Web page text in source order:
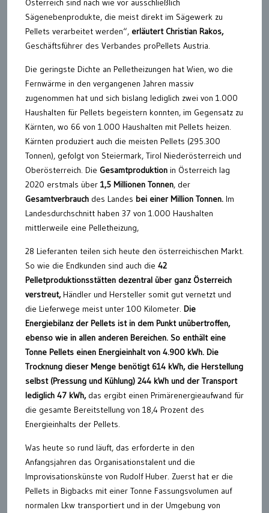
Österreich sind nach wie vor ausschließlich
Sägenebenprodukte, die meist direkt im Sägewerk zu
Pellets verarbeitet werden“, erläutert Christian Rakos,
Geschäftsführer des Verbandes proPellets Austria.
Die geringste Dichte an Pelletheizungen hat Wien, wo die
Fernwärme in den vergangenen Jahren massiv
zugenommen hat und sich bislang lediglich zwei von 1.000
Haushalten für Pellets begeistern konnten, im Gegensatz zu
Kärnten, wo 66 von 1.000 Haushalten mit Pellets heizen.
Kärnten produziert auch die meisten Pellets (295.300
Tonnen), gefolgt von Steiermark, Tirol Niederösterreich und
Oberösterreich. Die Gesamtproduktion in Österreich lag
2020 erstmals über 1,5 Millionen Tonnen, der
Gesamtverbrauch des Landes bei einer Million Tonnen. Im
Landesdurchschnitt haben 37 von 1.000 Haushalten
mittlerweile eine Pelletheizung,
28 Lieferanten teilen sich heute den österreichischen Markt.
So wie die Endkunden sind auch die 42
Pelletproduktionsstätten dezentral über ganz Österreich
verstreut,Händler und Hersteller somit gut vernetzt und
die Lieferwege meist unter 100 Kilometer. Die
Energiebilanz der Pellets ist in dem Punkt unübertroffen,
ebenso wie in allen anderen Bereichen. So enthält eine
Tonne Pellets einen Energieinhalt von 4.900 kWh. Die
Trocknung dieser Menge benötigt 614 kWh, die Herstellung
selbst (Pressung und Kühlung) 244 kWh und der Transport
lediglich 47 kWh,das ergibt einen Primärenergieaufwand für
die gesamte Bereitstellung von 18,4 Prozent des
Energieinhalts der Pellets.
Was heute so rund läuft, das erforderte in den
Anfangsjahren das Organisationstalent und die
Improvisationskünste von Rudolf Huber. Zuerst hat er die
Pellets in Bigbacks mit einer Tonne Fassungsvolumen auf
normalen Lkw transportiert und in der Umgebung von